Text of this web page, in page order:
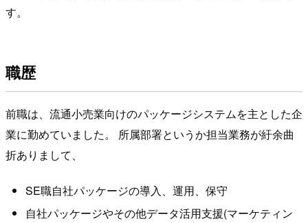
す。
職歴
前職は、流通小売業向けのパッケージシステムを主とした企
業に勤めていました。 所属部署というか担当業務が紆余曲
折ありまして、
SE職自社パッケージの導入、運用、保守
自社パッケージやその他データ活用支援(マーケティン